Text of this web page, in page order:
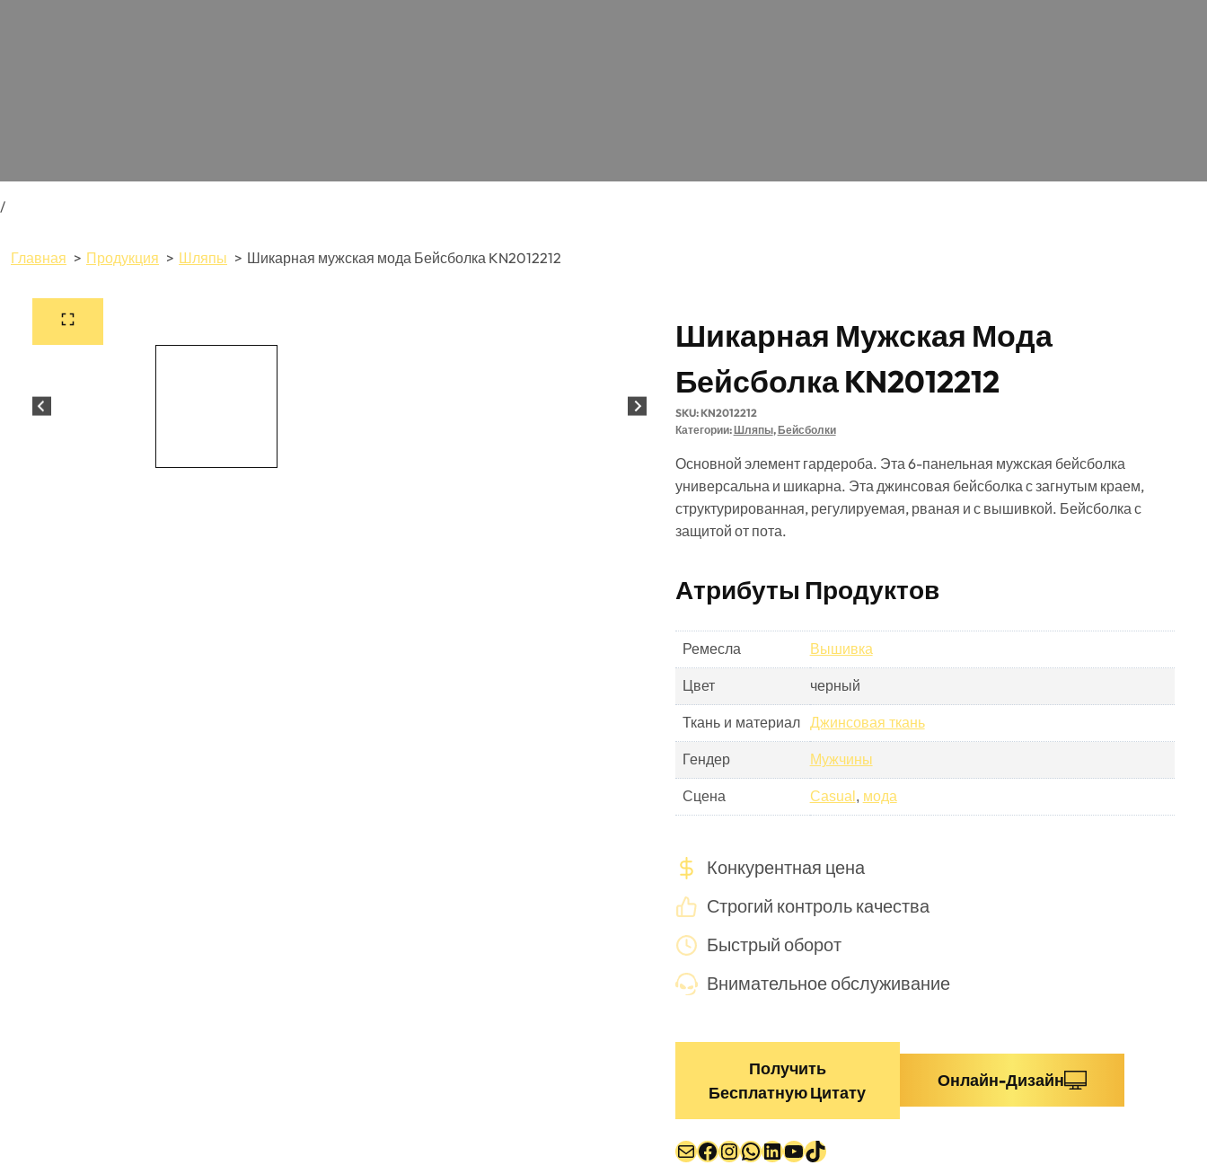
/
Главная Продукция Шляпы Шикарная мужская мода Бейсболка KN2012212
Шикарная Мужская Мода
Бейсболка KN2012212
SKU:KN2012212
Категории:Шляпы,Бейсболки
Основной элемент гардероба. Эта 6-панельная мужская бейсболка
универсальна и шикарна. Эта джинсовая бейсболка с загнутым краем,
структурированная, регулируемая, рваная и с вышивкой. Бейсболка с
защитой от пота.
Атрибуты Продуктов
Ремесла Вышивка
Цвет черный
Ткань и материал Джинсовая ткань
Гендер Мужчины
Сцена Casual , мода
Конкурентная цена
Строгий контроль качества
Быстрый оборот
Внимательное обслуживание
Получить
Бесплатную Цитату
Онлайн-Дизайн
Почта
Facebook
Instagram
WhatsApp
LinkedIn
YouTube
TikTok